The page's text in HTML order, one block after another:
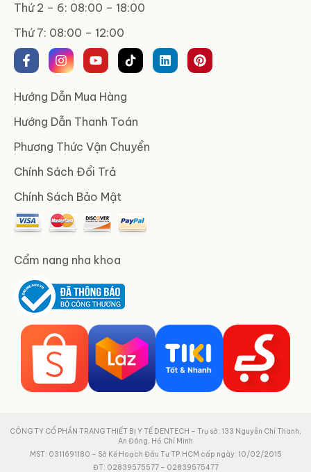
Thứ 2 – 6: 08:00 – 18:00
Thứ 7: 08:00 – 12:00
Hướng Dẫn Mua Hàng
Hướng Dẫn Thanh Toán
Phương Thức Vận Chuyển
Chính Sách Đổi Trả
Chính Sách Bảo Mật
Cẩm nang nha khoa
CÔNG TY CỔ PHẦN TRANG THIẾT BỊ Y TẾ DENTECH – Trụ sở: 133 Nguyễn Chí Thanh,
An Đông, Hồ Chí Minh
MST: 0311691180 – Sở Kế Hoạch Đầu Tư TP.HCM cấp ngày: 10/02/2015
ĐT: 02839575577 – 02839575477